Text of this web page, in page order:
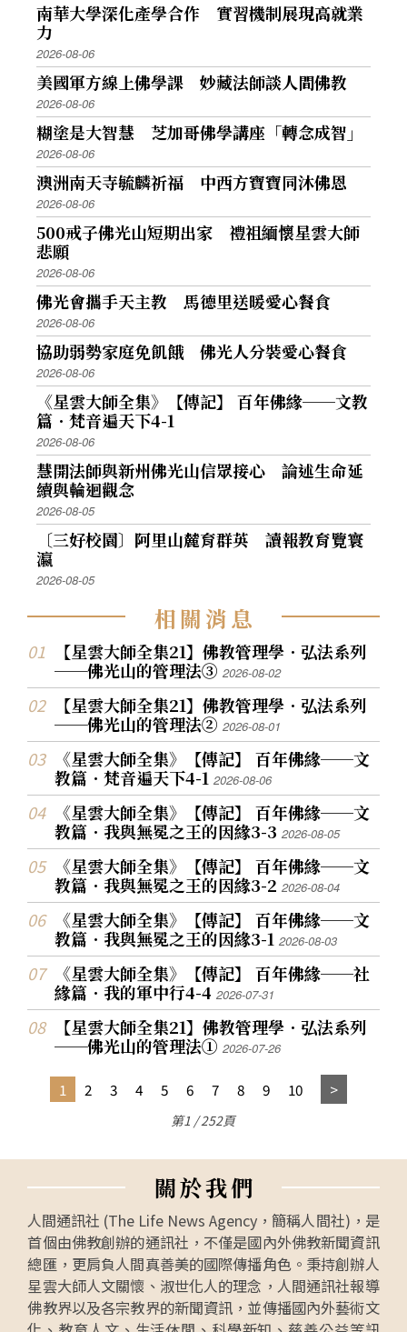
南華大學深化產學合作 實習機制展現高就業
力
2026-08-06
美國軍方線上佛學課 妙藏法師談人間佛教
2026-08-06
糊塗是大智慧 芝加哥佛學講座「轉念成智」
2026-08-06
澳洲南天寺毓麟祈福 中西方寶寶同沐佛恩
2026-08-06
500戒子佛光山短期出家 禮祖緬懷星雲大師
悲願
2026-08-06
佛光會攜手天主教 馬德里送暖愛心餐食
2026-08-06
協助弱勢家庭免飢餓 佛光人分裝愛心餐食
2026-08-06
《星雲大師全集》【傳記】 百年佛緣──文教
篇．梵音遍天下4-1
2026-08-06
慧開法師與新州佛光山信眾接心 論述生命延
續與輪迴觀念
2026-08-05
〔三好校園〕阿里山麓育群英 讀報教育覽寰
瀛
2026-08-05
相關消息
【星雲大師全集21】佛教管理學．弘法系列
──佛光山的管理法③2026-08-02
【星雲大師全集21】佛教管理學．弘法系列
──佛光山的管理法②2026-08-01
《星雲大師全集》【傳記】 百年佛緣──文
教篇．梵音遍天下4-12026-08-06
《星雲大師全集》【傳記】 百年佛緣──文
教篇．我與無冕之王的因緣3-32026-08-05
《星雲大師全集》【傳記】 百年佛緣──文
教篇．我與無冕之王的因緣3-22026-08-04
《星雲大師全集》【傳記】 百年佛緣──文
教篇．我與無冕之王的因緣3-12026-08-03
《星雲大師全集》【傳記】 百年佛緣──社
緣篇．我的軍中行4-42026-07-31
【星雲大師全集21】佛教管理學．弘法系列
──佛光山的管理法①2026-07-26
1 2 3 4 5 6 7 8 9 10
第1 / 252頁
關於我們
人間通訊社 (The Life News Agency，簡稱人間社)，是
首個由佛教創辦的通訊社，不僅是國內外佛教新聞資訊
總匯，更肩負人間真善美的國際傳播角色。秉持創辦人
星雲大師人文關懷、淑世化人的理念，人間通訊社報導
佛教界以及各宗教界的新聞資訊，並傳播國內外藝術文